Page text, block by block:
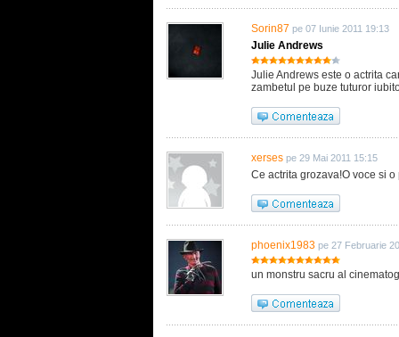
Sorin87 pe 07 Iunie 2011 19:13
Julie Andrews
Julie Andrews este o actrita
zambetul pe buze tuturor
xerses pe 29 Mai 2011 15:15
Ce actrita grozava!O voce si
phoenix1983 pe 27 Februarie
un monstru sacru al